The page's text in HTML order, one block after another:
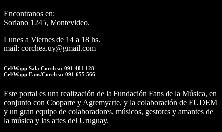
Encontranos en:
Soriano 1245, Montevideo.
Lunes a Viernes de 14 a 18 hs.
mail: corchea.uy@gmail.com
Cel/Wapp Sala Corchea: 091 401 128
Cel/Wapp Fans/Corchea: 091 655 566
Este portal es una realización de la Fundación Fans de la Música, en
conjunto con Cooparte y Agremyarte, y la colaboración de FUDEM
y un gran equipo de colaboradores, músicos, gestores y amantes de
la música y las artes del Uruguay.